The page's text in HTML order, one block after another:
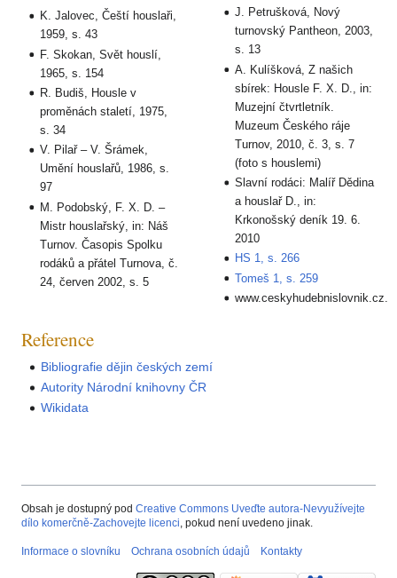
K. Jalovec, Čeští houslaři,
1959, s. 43
F. Skokan, Svět houslí,
1965, s. 154
R. Budiš, Housle v
proměnách staletí, 1975,
s. 34
V. Pilař – V. Šrámek,
Umění houslařů, 1986, s.
97
M. Podobský, F. X. D. –
Mistr houslařský, in: Náš
Turnov. Časopis Spolku
rodáků a přátel Turnova, č.
24, červen 2002, s. 5
J. Petrušková, Nový
turnovský Pantheon, 2003,
s. 13
A. Kulíšková, Z našich
sbírek: Housle F. X. D., in:
Muzejní čtvrtletník.
Muzeum Českého ráje
Turnov, 2010, č. 3, s. 7
(foto s houslemi)
Slavní rodáci: Malíř Dědina
a houslař D., in:
Krkonošský deník 19. 6.
2010
HS 1, s. 266
Tomeš 1, s. 259
www.ceskyhudebnislovnik.cz.
Reference
Bibliografie dějin českých zemí
Autority Národní knihovny ČR
Wikidata
Obsah je dostupný pod Creative Commons Uveďte autora-Nevyužívejte
dílo komerčně-Zachovejte licenci , pokud není uvedeno jinak.
Informace o slovníku Ochrana osobních údajů Kontakty